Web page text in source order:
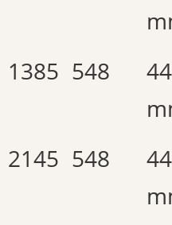
1385 548
2145 548